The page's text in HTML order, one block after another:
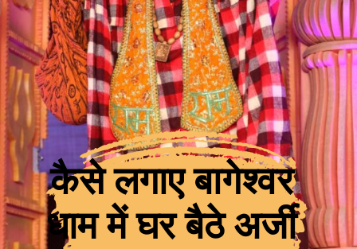
कैसे लगाए बागेश्वर
धाम में घर बैठे अर्जी